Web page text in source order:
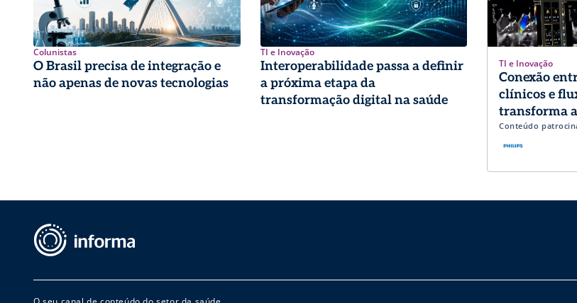
Colunistas
O Brasil precisa de integração e
não apenas de novas tecnologias
TI e Inovação
Interoperabilidade passa a definir
a próxima etapa da
transformação digital na saúde
TI e Inovação
Conexão
clínicos e
transforma
diagnóstica
Conteúdo